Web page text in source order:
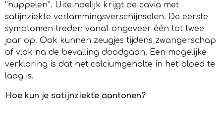
“huppelen”. Uiteindelijk krijgt de cavia met
satijnziekte verlammingsverschijnselen. De eerste
symptomen treden vanaf ongeveer één tot twee
jaar op. Ook kunnen zeugjes tijdens zwangerschap
of vlak na de bevalling doodgaan. Een mogelijke
verklaring is dat het calciumgehalte in het bloed te
laag is.
Hoe kun je satijnziekte aantonen?